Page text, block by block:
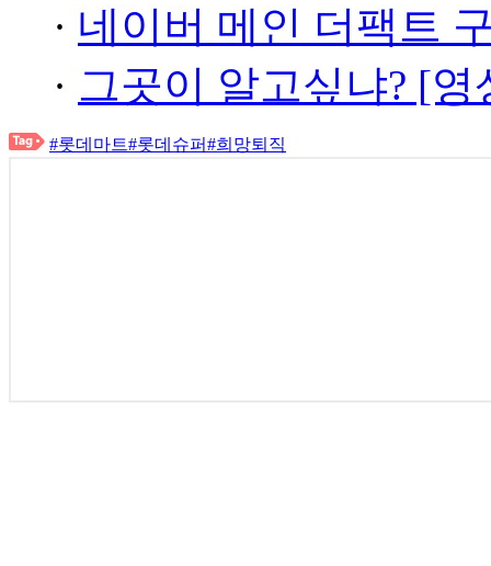
· 네이버 메인 더팩트
· 그곳이 알고싶냐? [
#롯데마트#롯데슈퍼#희망퇴직